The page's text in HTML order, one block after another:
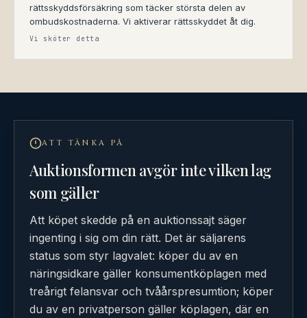
rättsskyddsförsäkring som täcker största delen av
ombudskostnaderna. Vi aktiverar rättsskyddet åt dig.
Vi sköter detta
ATT TÄNKA PÅ
Auktionsformen avgör inte vilken lag
som gäller
Att köpet skedde på en auktionssajt säger
ingenting i sig om din rätt. Det är säljarens
status som styr lagvalet: köper du av en
näringsidkare gäller konsumentköplagen med
treårigt felansvar och tvåårspresumtion; köper
du av en privatperson gäller köplagen, där en